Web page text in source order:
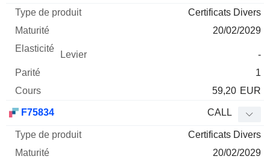
Certificats Divers
20/02/2029
-
1
59,20 EUR
F75834 CALL
Certificats Divers
20/02/2029